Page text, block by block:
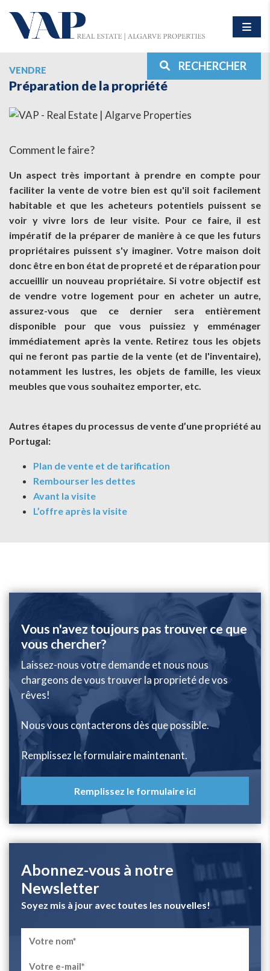
RECHERCHER
VENDRE
Préparation de la propriété
Comment le faire?
Un aspect très important à prendre en compte pour
faciliter la vente de votre bien est qu'il soit facilement
habitable et que les acheteurs potentiels puissent se
voir y vivre lors de leur visite. Pour ce faire, il est
impératif de la préparer de manière à ce que les futurs
propriétaires puissent s'y imaginer. Votre maison doit
donc être en bon état de propreté et de réparation pour
accueillir un nouveau propriétaire. Si votre objectif est
de vendre votre logement pour en acheter un autre,
assurez-vous que ce dernier sera entièrement
disponible pour que vous puissiez y emménager
immédiatement après la vente. Retirez tous les objets
qui ne feront pas partie de la vente (et de l'inventaire),
notamment les lustres, les objets de famille, les vieux
meubles que vous souhaitez emporter, etc.
Autres étapes du processus de vente d’une propriété au
Portugal:
Plan de vente et de tarification
Rembourser les dettes
Avant la visite
L’offre après la visite
Vous n'avez toujours pas trouver ce que
vous chercher?
Laissez-nous votre demande et nous nous
chargeons de vous trouver la proprieté de vos
rêves!
Nous vous contacterons dès que possible.
Remplissez le formulaire maintenant.
Remplissez le formulaire ici
Abonnez-vous à notre
Newsletter
Soyez mis à jour avec toutes les nouvelles!